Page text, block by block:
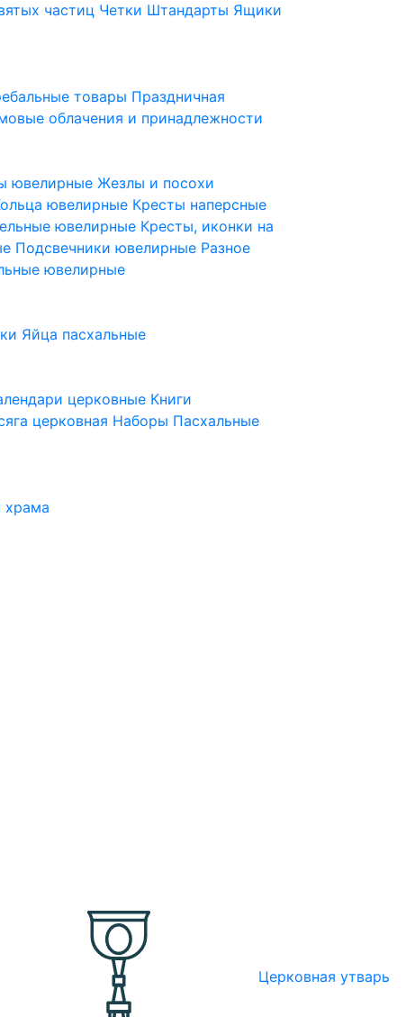
частиц Четки Штандарты Ящики
товары Праздничная
облачения и принадлежности
ювелирныеЖезлы и посохи
ювелирные Кресты наперсные
ювелирные Кресты, иконки на
Подсвечники ювелирные Разное
ювелирные
Яйца пасхальные
церковные Книги
церковная Наборы Пасхальные
храма
Церковная утварь